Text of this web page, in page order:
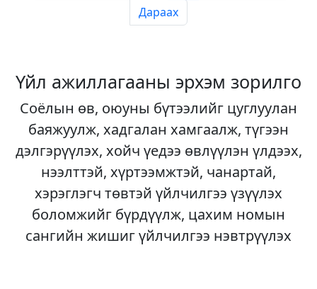
Дараах
Үйл ажиллагааны эрхэм зорилго
Соёлын өв, оюуны бүтээлийг цуглуулан
баяжуулж, хадгалан хамгаалж, түгээн
дэлгэрүүлэх, хойч үедээ өвлүүлэн үлдээх,
нээлттэй, хүртээмжтэй, чанартай,
хэрэглэгч төвтэй үйлчилгээ үзүүлэх
боломжийг бүрдүүлж, цахим номын
сангийн жишиг үйлчилгээ нэвтрүүлэх